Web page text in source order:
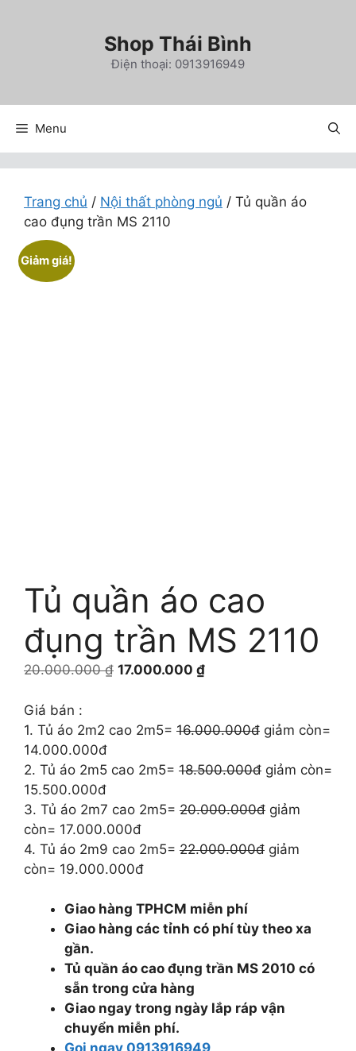
Shop Thái Bình
Điện thoại: 0913916949
Menu
Trang chủ / Nội thất phòng ngủ / Tủ quần áo
cao đụng trần MS 2110
Giảm giá!
Tủ quần áo cao
đụng trần MS 2110
20.000.000₫ Giá
20.000.000 ₫.
17.000.000 ₫Giá
là:
Giá bán :
1. Tủ áo 2m2 cao 2m5= 16.000.000đ giảm còn=
14.000.000đ
2. Tủ áo 2m5 cao 2m5= 18.500.000đ giảm còn=
15.500.000đ
3. Tủ áo 2m7 cao 2m5= 20.000.000đ giảm
còn= 17.000.000đ
4. Tủ áo 2m9 cao 2m5= 22.000.000đ giảm
còn= 19.000.000đ
Giao hàng TPHCM miễn phí
Giao hàng các tỉnh có phí tùy theo xa
gần.
Tủ quần áo cao đụng trần MS 2010 có
sẵn trong cửa hàng
Giao ngay trong ngày lắp ráp vận
chuyển miễn phí.
Gọi ngay 0913916949